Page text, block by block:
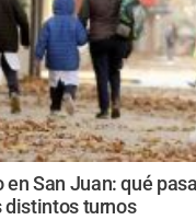
en San Juan: qué
distintos turnos